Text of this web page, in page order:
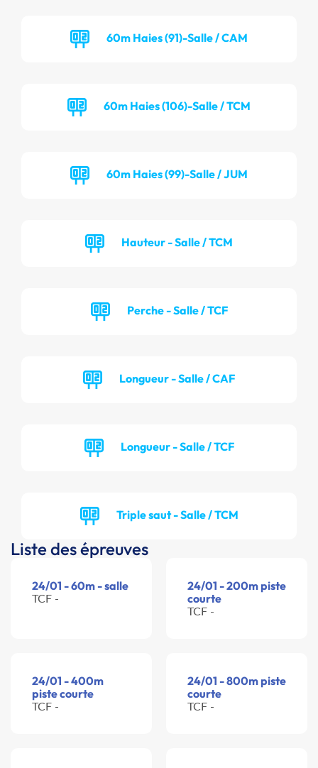
60m Haies (91)-Salle / CAM
60m Haies (106)-Salle / TCM
60m Haies (99)-Salle / JUM
Hauteur - Salle / TCM
Perche - Salle / TCF
Longueur - Salle / CAF
Longueur - Salle / TCF
Triple saut - Salle / TCM
Liste des épreuves
24/01 - 60m - salle
TCF -
24/01 - 200m piste
courte
TCF -
24/01 - 400m
piste courte
TCF -
24/01 - 800m piste
courte
TCF -